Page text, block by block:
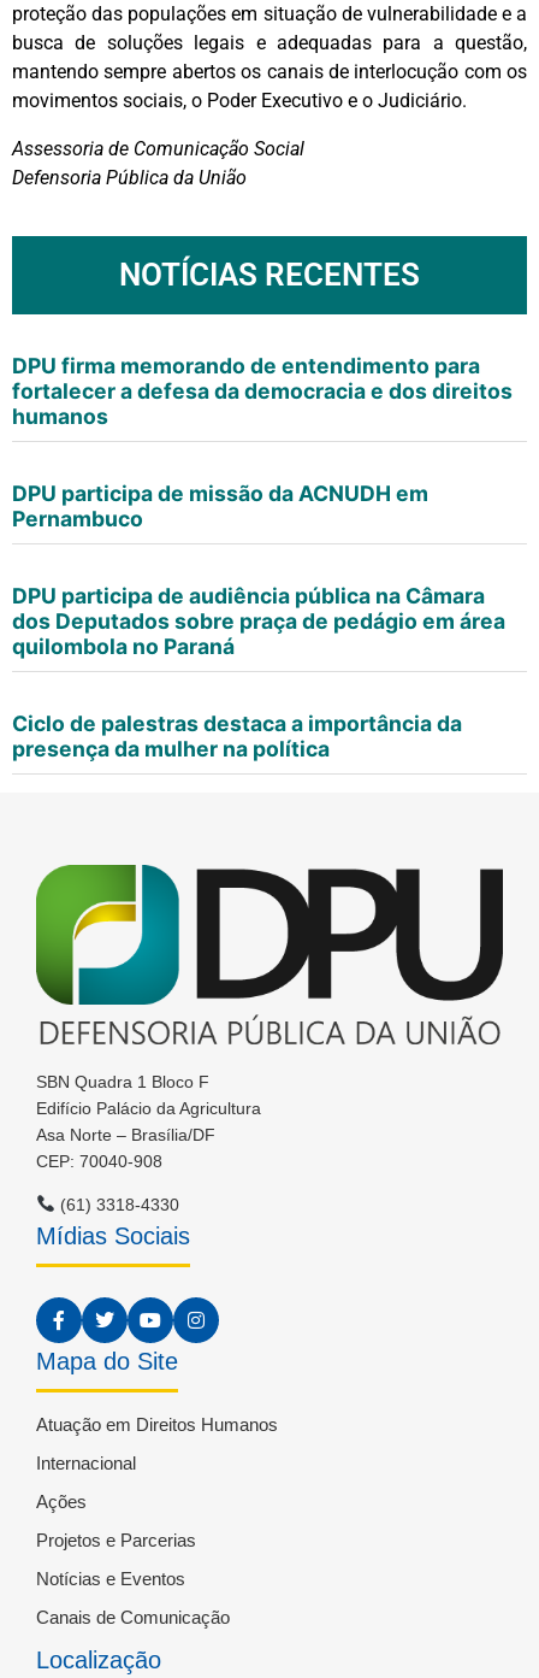
proteção das populações em situação de vulnerabilidade e a
busca de soluções legais e adequadas para a questão,
mantendo sempre abertos os canais de interlocução com os
movimentos sociais, o Poder Executivo e o Judiciário.
Assessoria de Comunicação Social
Defensoria Pública da União
NOTÍCIAS RECENTES
DPU firma memorando de entendimento para
fortalecer a defesa da democracia e dos direitos
humanos
DPU participa de missão da ACNUDH em
Pernambuco
DPU participa de audiência pública na Câmara
dos Deputados sobre praça de pedágio em área
quilombola no Paraná
Ciclo de palestras destaca a importância da
presença da mulher na política
SBN Quadra 1 Bloco F
Edifício Palácio da Agricultura
Asa Norte – Brasília/DF
CEP: 70040-908
(61) 3318-4330
Mídias Sociais
Mapa do Site
Atuação em Direitos Humanos
Internacional
Ações
Projetos e Parcerias
Notícias e Eventos
Canais de Comunicação
Localização